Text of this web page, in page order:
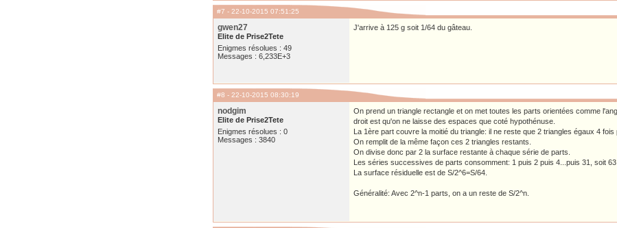
#7 - 22-10-2015 07:51:25
gwen27
Elite de Prise2Tete
Enigmes résolues : 49
Messages : 6,233E+3
J'arrive à 125 g soit 1/64 du gâteau.
#8 - 22-10-2015 08:30:19
nodgim
Elite de Prise2Tete
Enigmes résolues : 0
Messages : 3840
On prend un triangle rectangle et on met toutes les parts orientées comme
droit est qu'on ne laisse des espaces que coté hypothénuse.
La 1ère part couvre la moitié du triangle: il ne reste que 2 triangles égaux 4 fois
On remplit de la même façon ces 2 triangles restants.
On divise donc par 2 la surface restante à chaque série de parts.
Les séries successives de parts consomment: 1 puis 2 puis 4...puis 31, soit 63
La surface résiduelle est de S/2^6=S/64.
Généralité: Avec 2^n-1 parts, on a un reste de S/2^n.